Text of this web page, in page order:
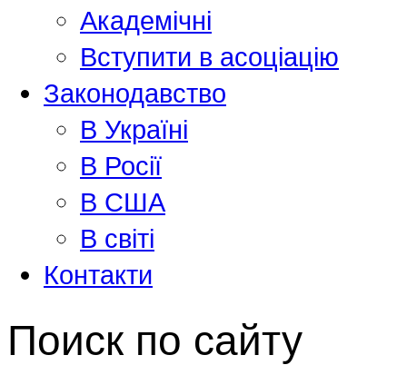
Академiчнi
Вступити в асоціацію
Законодавство
В Україні
В Росії
В США
В світі
Контакти
Поиск по сайту